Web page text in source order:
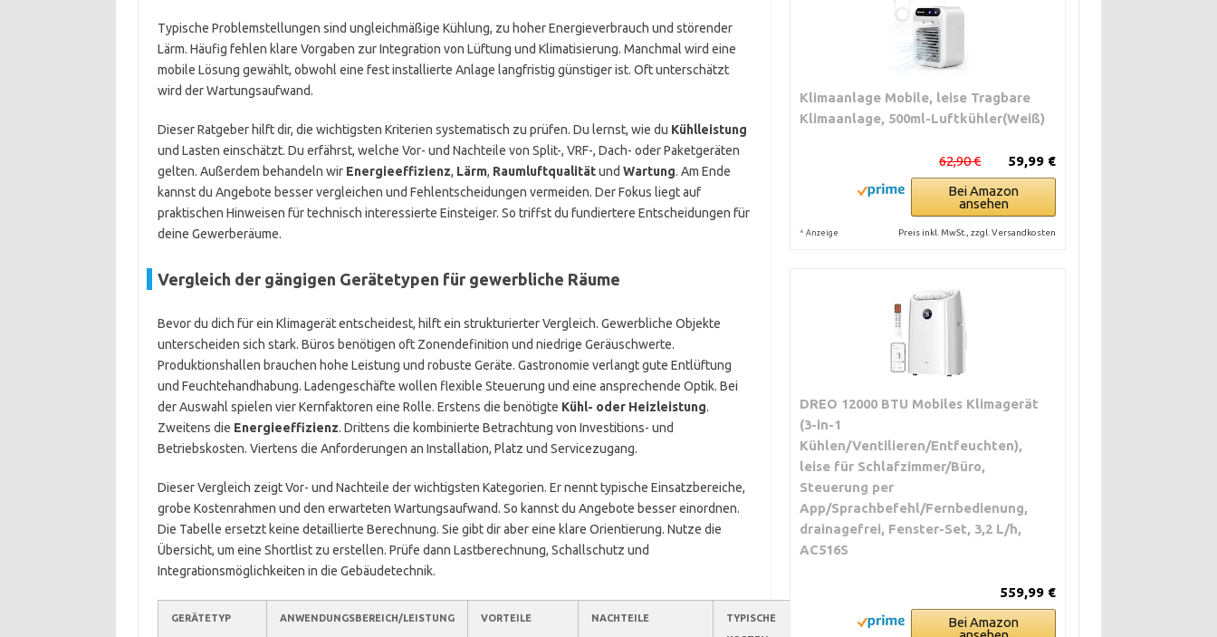
Typische Problemstellungen sind ungleichmäßige Kühlung, zu hoher Energieverbrauch und störender
Lärm. Häufig fehlen klare Vorgaben zur Integration von Lüftung und Klimatisierung. Manchmal wird eine
mobile Lösung gewählt, obwohl eine fest installierte Anlage langfristig günstiger ist. Oft unterschätzt
wird der Wartungsaufwand.
Dieser Ratgeber hilft dir, die wichtigsten Kriterien systematisch zu prüfen. Du lernst, wie du Kühlleistung
und Lasten einschätzt. Du erfährst, welche Vor- und Nachteile von Split-, VRF-, Dach- oder Paketgeräten
gelten. Außerdem behandeln wir Energieeffizienz, Lärm, Raumluftqualitätund Wartung. Am Ende
kannst du Angebote besser vergleichen und Fehlentscheidungen vermeiden. Der Fokus liegt auf
praktischen Hinweisen für technisch interessierte Einsteiger. So triffst du fundiertere Entscheidungen für
deine Gewerberäume.
Vergleich der gängigen Gerätetypen für gewerbliche Räume
Bevor du dich für ein Klimagerät entscheidest, hilft ein strukturierter Vergleich. Gewerbliche Objekte
unterscheiden sich stark. Büros benötigen oft Zonendefinition und niedrige Geräuschwerte.
Produktionshallen brauchen hohe Leistung und robuste Geräte. Gastronomie verlangt gute Entlüftung
und Feuchtehandhabung. Ladengeschäfte wollen flexible Steuerung und eine ansprechende Optik. Bei
der Auswahl spielen vier Kernfaktoren eine Rolle. Erstens die benötigte Kühl- oder Heizleistung.
Zweitens die Energieeffizienz. Drittens die kombinierte Betrachtung von Investitions- und
Betriebskosten. Viertens die Anforderungen an Installation, Platz und Servicezugang.
Dieser Vergleich zeigt Vor- und Nachteile der wichtigsten Kategorien. Er nennt typische Einsatzbereiche,
grobe Kostenrahmen und den erwarteten Wartungsaufwand. So kannst du Angebote besser einordnen.
Die Tabelle ersetzt keine detaillierte Berechnung. Sie gibt dir aber eine klare Orientierung. Nutze die
Übersicht, um eine Shortlist zu erstellen. Prüfe dann Lastberechnung, Schallschutz und
Integrationsmöglichkeiten in die Gebäudetechnik.
GERÄTETYP ANWENDUNGSBEREICH/LEISTUNG VORTEILE NACHTEILE
TYPISCHE
WARTUNGSAUFWAND
Klimaanlage Mobile, leise Tragbare
Klimaanlage, 500ml-Luftkühler(Weiß)
59,99 €
62,90 €
Bei Amazon
ansehen
* Anzeige Preis inkl. MwSt., zzgl. Versandkosten
DREO 12000 BTU Mobiles Klimagerät
(3-in-1
Kühlen/Ventilieren/Entfeuchten),
leise für Schlafzimmer/Büro,
Steuerung per
App/Sprachbefehl/Fernbedienung,
drainagefrei, Fenster-Set, 3,2 L/h,
AC516S
559,99 €
Bei Amazon